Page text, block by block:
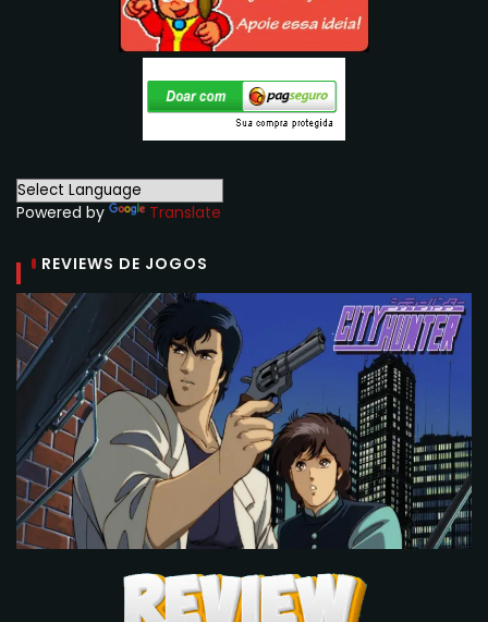
Powered by Translate
REVIEWS DE JOGOS